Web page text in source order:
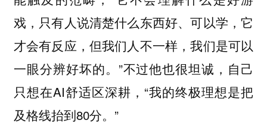
戏，只有人说清楚什么东西好、可以学，它
才会有反应，但我们人不一样，我们是可以
一眼分辨好坏的。”不过他也很坦诚，自己
只想在AI舒适区深耕，“我的终极理想是把
及格线抬到80分。”